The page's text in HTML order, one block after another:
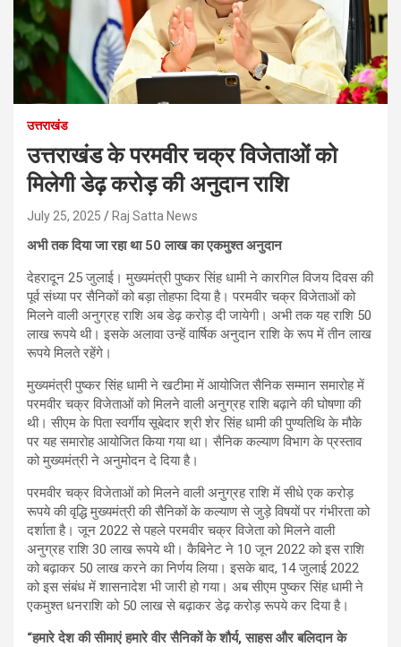
उत्तराखंड
उत्तराखंड के परमवीर चक्र विजेताओं को
मिलेगी डेढ़ करोड़ की अनुदान राशि
July 25, 2025 Raj Satta News
अभी तक दिया जा रहा था 50 लाख का एकमुश्त अनुदान
देहरादून 25 जुलाई। मुख्यमंत्री पुष्कर सिंह धामी ने कारगिल विजय दिवस की
पूर्व संध्या पर सैनिकों को बड़ा तोहफा दिया है। परमवीर चक्र विजेताओं को
मिलने वाली अनुग्रह राशि अब डेढ़ करोड़ दी जायेगी। अभी तक यह राशि 50
लाख रूपये थी। इसके अलावा उन्हें वार्षिक अनुदान राशि के रूप में तीन लाख
रूपये मिलते रहेंगे।
मुख्यमंत्री पुष्कर सिंह धामी ने खटीमा में आयोजित सैनिक सम्मान समारोह में
परमवीर चक्र विजेताओं को मिलने वाली अनुग्रह राशि बढ़ाने की घोषणा की
थी। सीएम के पिता स्वर्गीय सूबेदार श्री शेर सिंह धामी की पुण्यतिथि के मौके
पर यह समारोह आयोजित किया गया था। सैनिक कल्याण विभाग के प्रस्ताव
को मुख्यमंत्री ने अनुमोदन दे दिया है।
परमवीर चक्र विजेताओं को मिलने वाली अनुग्रह राशि में सीधे एक करोड़
रूपये की वृद्धि मुख्यमंत्री की सैनिकों के कल्याण से जुड़े विषयों पर गंभीरता को
दर्शाता है। जून 2022 से पहले परमवीर चक्र विजेता को मिलने वाली
अनुग्रह राशि 30 लाख रूपये थी। कैबिनेट ने 10 जून 2022 को इस राशि
को बढ़ाकर 50 लाख करने का निर्णय लिया। इसके बाद, 14 जुलाई 2022
को इस संबंध में शासनादेश भी जारी हो गया। अब सीएम पुष्कर सिंह धामी ने
एकमुश्त धनराशि को 50 लाख से बढ़ाकर डेढ़ करोड़ रूपये कर दिया है।
“हमारे देश की सीमाएं हमारे वीर सैनिकों के शौर्य, साहस और बलिदान के